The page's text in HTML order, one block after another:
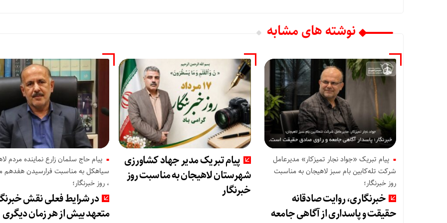
نوشته های مشابه
پیام تبریک «جواد نجار تمیزکار» مدیرعامل
شرکت تله‌کابین بام سبز لاهیجان به مناسبت
روز خبرنگار؛
خبرنگاری، روایت صادقانه
حقیقت و پاسداری از آگاهی جامعه
پیام تبریک مدیر جهاد کشاورزی
شهرستان لاهیجان به مناسبت روز
خبرنگار
پیام حاج سلمان زارع نماینده مردم
سیاهکل به مناسبت فرارسیدن هفدهم
، روز خبرنگار؛
در شرایط فعلی نقش
متعهد بیش از هر زمان دیگری